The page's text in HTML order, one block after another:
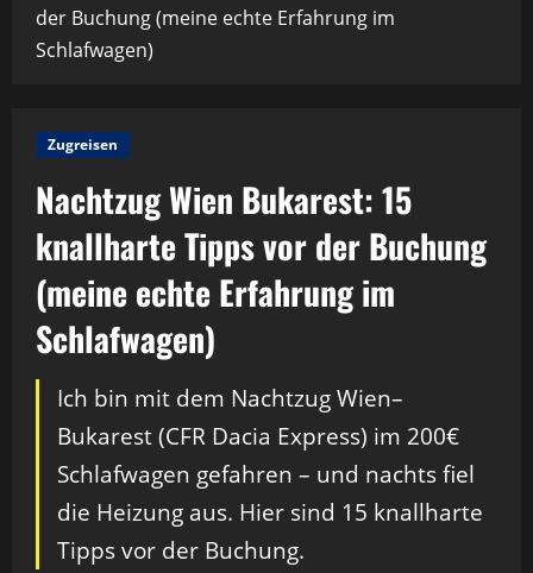
der Buchung (meine echte Erfahrung im
Schlafwagen)
Zugreisen
Nachtzug Wien Bukarest: 15
knallharte Tipps vor der Buchung
(meine echte Erfahrung im
Schlafwagen)
Ich bin mit dem Nachtzug Wien–
Bukarest (CFR Dacia Express) im 200€
Schlafwagen gefahren – und nachts fiel
die Heizung aus. Hier sind 15 knallharte
Tipps vor der Buchung.